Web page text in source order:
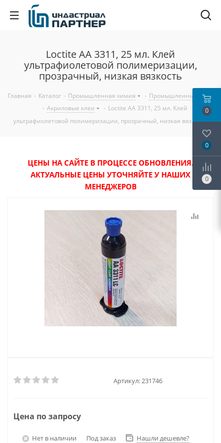
Loctite AA 3311, 25 мл. Клей
ультрафиолетовой полимеризации,
прозрачный, низкая вязкость
Главная - Каталог - Промышленная химия - Промышленный клей
- Акриловые клеи - Loctite AA 3311, 25 мл. Клей
ультрафиолетовой полимеризации, прозрачный, низкая вязкость
ЦЕНЫ НА САЙТЕ В ПРОЦЕССЕ ОБНОВЛЕНИЯ.
АКТУАЛЬНЫЕ ЦЕНЫ УТОЧНЯЙТЕ У НАШИХ
МЕНЕДЖЕРОВ
Артикул: 231746
Цена по запросу
Нет в наличии Под заказ Нашли дешевле?
0
0
0